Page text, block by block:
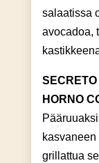
salaatissa
avocadoa,
HORNO
grillattua